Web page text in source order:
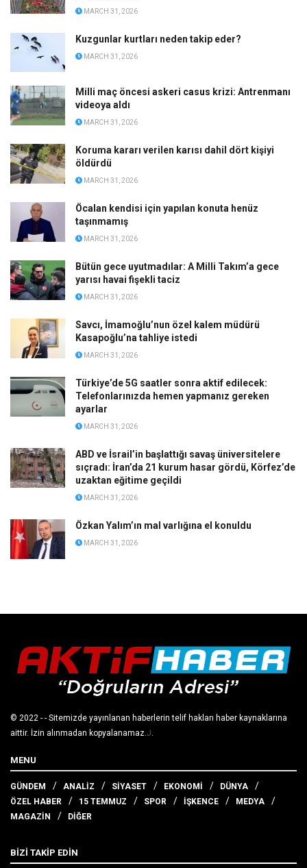
MARCH 31, 2026
Kuzgunlar kurtları neden takip eder?
MARCH 31, 2026
Milli maç öncesi askeri casus krizi: Antrenmanı
videoya aldı
MARCH 31, 2026
Koruma kararı verilen karısı dahil dört kişiyi
öldürdü
MARCH 31, 2026
Öcalan kendisi için yapılan konuta henüz
taşınmamış
MARCH 31, 2026
Bütün gece uyutmadılar: A Milli Takım’a gece
yarısı havai fişekli taciz
MARCH 31, 2026
Savcı, İmamoğlu’nun özel kalem müdürü
Kasapoğlu’na tahliye istedi
MARCH 31, 2026
Türkiye’de 5G saatler sonra aktif edilecek:
Telefonlarınızda hemen yapmanız gereken
ayarlar
MARCH 31, 2026
ABD ve İsrail’in başlattığı savaş üniversitelere
sıçradı: İran’da 21 kurum hasar gördü, Körfez’de
uzaktan eğitime geçildi
MARCH 31, 2026
Özkan Yalım’ın mal varlığına el konuldu
MARCH 31, 2026
© 2022 - - Sitemizde yayınlanan haberlerin telif hakları haber kaynaklarına
aittir. İzin alınmadan kopyalanamaz. J
MENU
GÜNDEM ANALİZ SİYASET EKONOMİ
DÜNYA
ÖZEL HABER
15 TEMMUZ SPOR İŞKENCE
MEDYA
MAGAZİN
DİĞER
BİZİ TAKİP EDİN